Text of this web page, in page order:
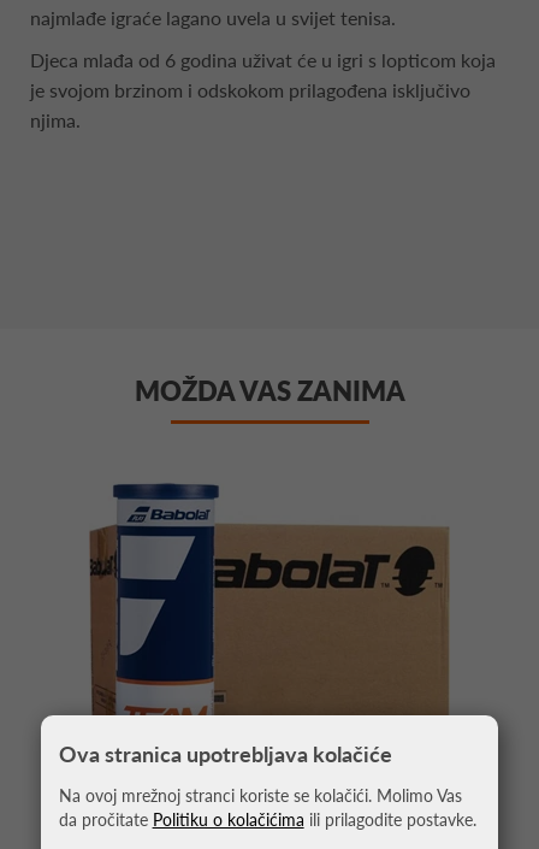
najmlađe igraće lagano uvela u svijet tenisa.
Djeca mlađa od 6 godina uživat će u igri s lopticom koja
je svojom brzinom i odskokom prilagođena isključivo
njima.
MOŽDA VAS ZANIMA
Ova stranica upotrebljava kolačiće
Na ovoj mrežnoj stranci koriste se kolačići. Molimo Vas
da pročitate Politiku o kolačićima ili prilagodite postavke.